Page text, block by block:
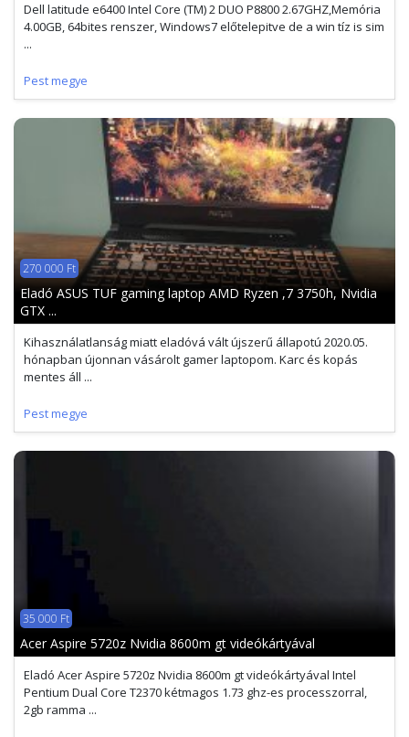
Dell latitude e6400 Intel Core (TM) 2 DUO P8800 2.67GHZ,Memória
4.00GB, 64bites renszer, Windows7 előtelepitve de a win tíz is sim
...
Pest megye
270 000 Ft
Eladó ASUS TUF gaming laptop AMD Ryzen ,7 3750h, Nvidia
GTX ...
Kihasználatlanság miatt eladóvá vált újszerű állapotú 2020.05.
hónapban újonnan vásárolt gamer laptopom. Karc és kopás
mentes áll ...
Pest megye
35 000 Ft
Acer Aspire 5720z Nvidia 8600m gt videókártyával
Eladó Acer Aspire 5720z Nvidia 8600m gt videókártyával Intel
Pentium Dual Core T2370 kétmagos 1.73 ghz-es processzorral,
2gb ramma ...